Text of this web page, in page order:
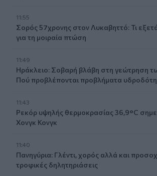
11:55
Σορός 57χρονης στον Λυκαβηττό: Τι
για τη μοιραία πτώση
11:49
Ηράκλειο: Σοβαρή βλάβη στη γεώτρηση
Πού προβλέπονται προβλήματα
11:43
Ρεκόρ υψηλής θερμοκρασίας 36,9°C
Χονγκ Κονγκ
11:40
Πανηγύρια: Γλέντι, χορός αλλά και
τροφικές δηλητηριάσεις